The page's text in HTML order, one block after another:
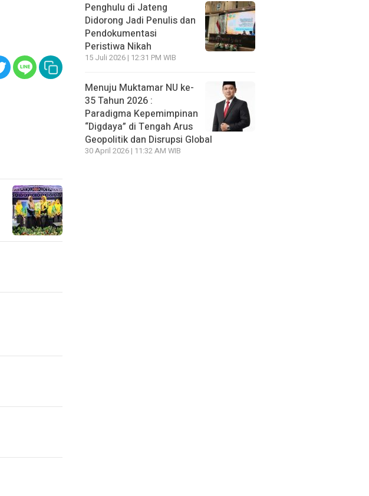
Penghulu di Jateng
Didorong Jadi Penulis dan
Pendokumentasi
Peristiwa Nikah
15 Juli 2026 | 12:31 PM WIB
Menuju Muktamar NU ke-
35 Tahun 2026 :
Paradigma Kepemimpinan
“Digdaya” di Tengah Arus
Geopolitik dan Disrupsi Global
30 April 2026 | 11:32 AM WIB